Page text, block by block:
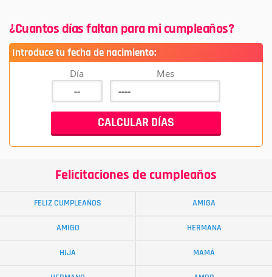
¿Cuantos días faltan para mi cumpleaños?
Introduce tu fecha de nacimiento:
Día Mes
Felicitaciones de cumpleaños
FELIZ CUMPLEAÑOS AMIGA
AMIGO HERMANA
HIJA MAMÁ